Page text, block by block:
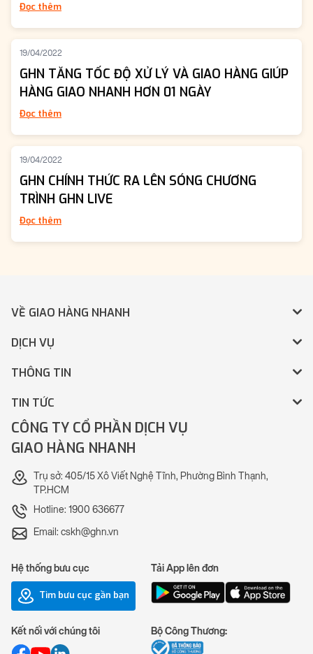
Đọc thêm
19/04/2022
GHN TĂNG TỐC ĐỘ XỬ LÝ VÀ GIAO HÀNG GIÚP
HÀNG GIAO NHANH HƠN 01 NGÀY
Đọc thêm
19/04/2022
GHN CHÍNH THỨC RA LÊN SÓNG CHƯƠNG
TRÌNH GHN LIVE
Đọc thêm
VỀ GIAO HÀNG NHANH
DỊCH VỤ
THÔNG TIN
TIN TỨC
CÔNG TY CỔ PHẦN DỊCH VỤ
GIAO HÀNG NHANH
Trụ sở: 405/15 Xô Viết Nghệ Tĩnh, Phường Bình Thạnh,
TP.HCM
Hotline: 1900 636677
Email: cskh@ghn.vn
Hệ thống bưu cục
Tìm bưu cục gần bạn
Tải App lên đơn
Kết nối với chúng tôi Bộ Công Thương: